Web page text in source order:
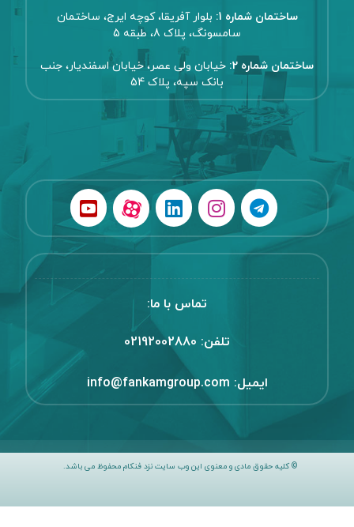
ساختمان شماره 1:
بلوار آفریقا، کوچه ایرج، ساختمان
سامسونگ، پلاک 8، طبقه 5
ساختمان شماره 2:
خیابان ولی عصر، خیابان اسفندیار، جنب
بانک سپه، پلاک 54
تماس با ما:
تلفن: 02192002880
ایمیل: info@fankamgroup.com
© کلیه حقوق مادی و معنوی این وب سایت نزد فنکام محفوظ می باشد.